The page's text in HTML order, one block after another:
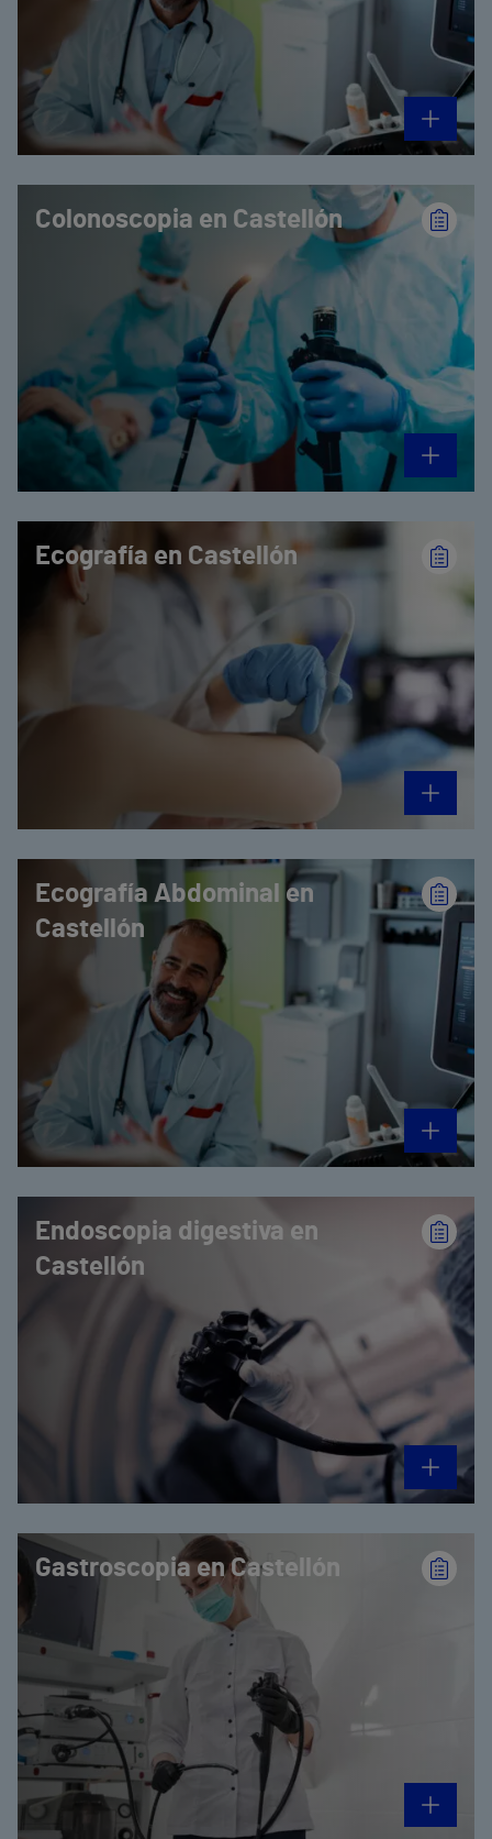
Colonoscopia en Castellón
Ecografía en Castellón
Ecografía Abdominal en
Castellón
Endoscopia digestiva en
Castellón
Gastroscopia en Castellón